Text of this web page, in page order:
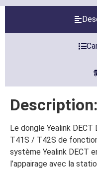
Description:
Le dongle Yealink
T41S / T42S de
système Yealink DECT
l’appairage avec la